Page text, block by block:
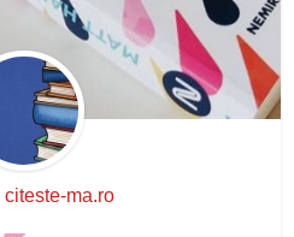
citeste-ma.ro